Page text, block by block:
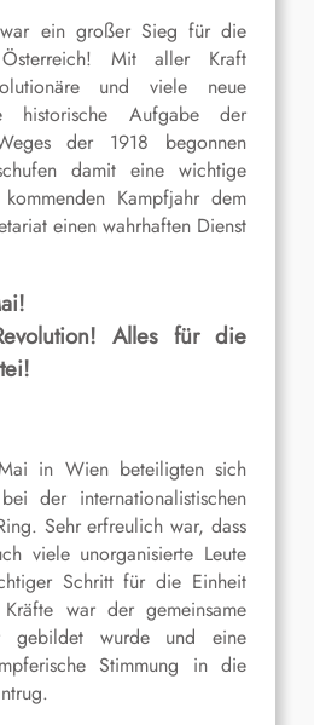
ein großer Sieg für die
Mit aller Kraft
und viele neue
historische Aufgabe der
der 1918 begonnen
damit eine wichtige
Kampfjahr dem
einen wahrhaften Dienst
Alles für die
in Wien beteiligten sich
der internationalistischen
Sehr erfreulich war, dass
viele unorganisierte Leute
Schritt für die Einheit
war der gemeinsame
gebildet wurde und eine
Stimmung in die